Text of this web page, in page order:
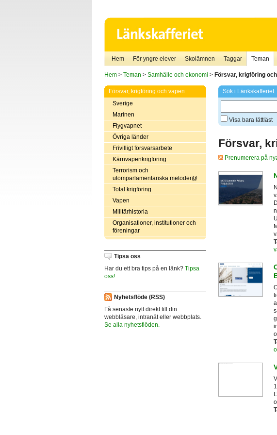
Hem För yngre elever Skolämnen Taggar Teman
Hem> Teman > Samhälle och ekonomi > Försvar, krigföring
Försvar, krigföring och vapen
Sverige
Marinen
Flygvapnet
Övriga länder
Frivilligt försvarsarbete
Kärnvapenkrigföring
Terrorism och
utomparlamentariska metoder@
Total krigföring
Vapen
Militärhistoria
Organisationer, institutioner och
föreningar
Tipsa oss
Har du ett bra tips på en länk? Tipsa
oss!
Nyhetsflöde (RSS)
Få senaste nytt direkt till din
webbläsare, intranät eller webbplats.
Se alla nyhetsflöden.
Sök i Länkskafferiet
Visa bara lättläst
Försvar,
Prenumerera på